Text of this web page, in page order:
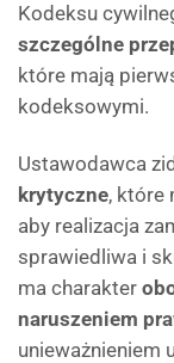
Kodeksu
szczególne
które mają
kodeksowymi.
Ustawodawca
krytyczne, które
aby realizacja
sprawiedliwa i
ma charakter
naruszeniem
unieważnieniem